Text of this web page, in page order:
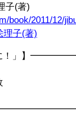
子(著)
book/2011/12/
ラに！」